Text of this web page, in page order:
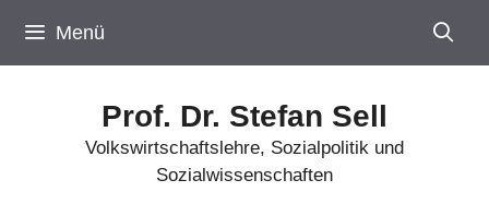
Inhalt
springen
Menü
Prof. Dr. Stefan Sell
Volkswirtschaftslehre, Sozialpolitik und
Sozialwissenschaften